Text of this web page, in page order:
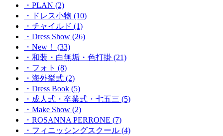
・PLAN (2)
・ドレス小物 (10)
・チャイルド (1)
・Dress Show (26)
・New！ (33)
・和装・白無垢・色打掛 (21)
・フォト (8)
・海外挙式 (2)
・Dress Book (5)
・成人式・卒業式・七五三 (5)
・Make Show (2)
・ROSANNA PERRONE (7)
・フィニッシングスクール (4)